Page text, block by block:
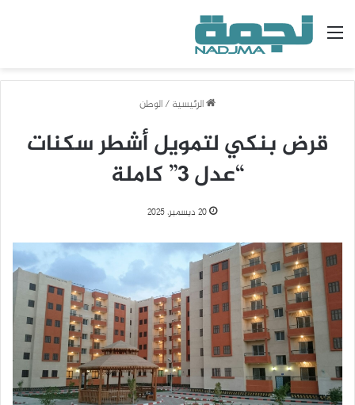
القائمة
الرئيسية/الوطن
قرض بنكي لتمويل أشطر سكنات
“عدل 3” كاملة
20 ديسمبر، 2025